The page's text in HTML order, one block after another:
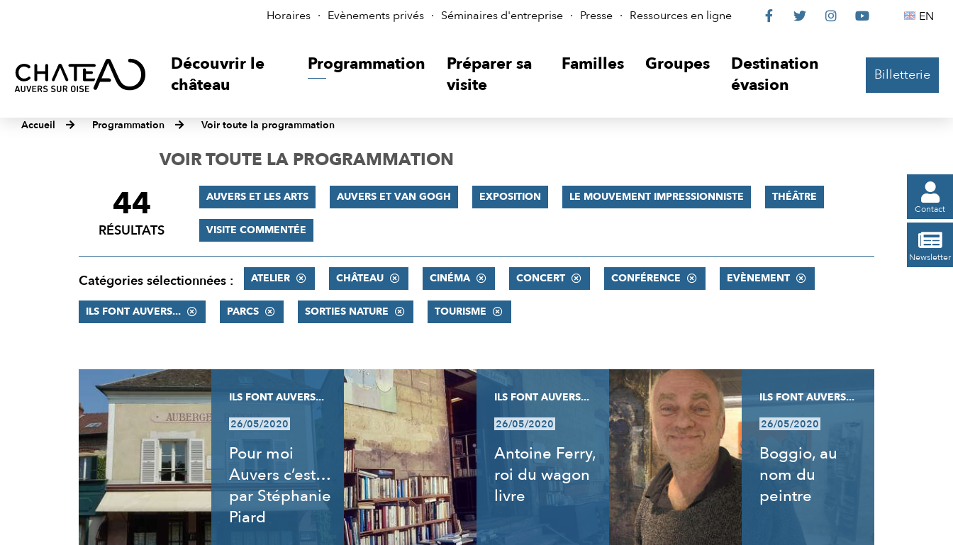
Horaires Evènements privés Séminaires d'entreprise Presse Ressources en ligne
Le
sur

Le

Le

Le
 EN
Découvrir le
château
Programmation
Préparer sa
visite
Familles Groupes
Destination
évasion
Billetterie
Accueil Programmation Voir toute la programmation

Contact

Newsletter
VOIR TOUTE LA PROGRAMMATION
FILTRER
RÉSULTATS
44
RÉSULTATS
AUVERS ET LES ARTS AUVERS ET VAN GOGH EXPOSITION LE MOUVEMENT IMPRESSIONNISTE THÉÂTRE
VISITE COMMENTÉE
Catégories sélectionnées : ATELIER CHÂTEAU CINÉMA CONCERT CONFÉRENCE EVÈNEMENT
ILS FONT AUVERS... PARCS SORTIES NATURE TOURISME
RÉSULTATS
ILS FONT AUVERS...
26/05/2020
Pour moi
Auvers c’est…
par Stéphanie
Piard
ILS FONT AUVERS...
26/05/2020
Antoine Ferry,
roi du wagon
livre
ILS FONT AUVERS...
26/05/2020
Boggio, au
nom du
peintre